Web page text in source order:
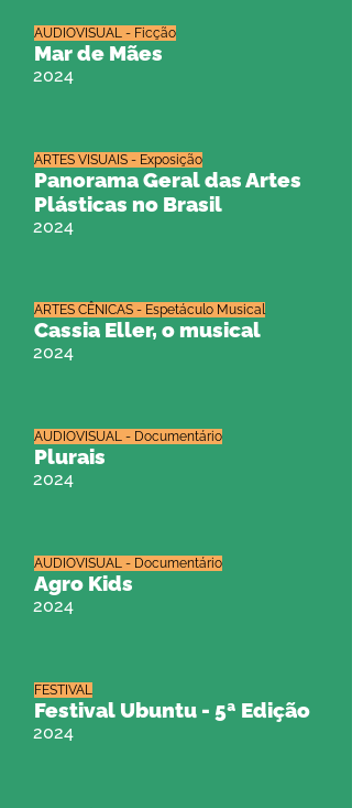
Mar de Mães
2024
AUDIOVISUAL - Ficção
Panorama Geral das Artes
Plásticas no Brasil
2024
ARTES VISUAIS - Exposição
Cassia Eller, o musical
2024
ARTES CÊNICAS - Espetáculo Musical
Plurais
2024
AUDIOVISUAL - Documentário
Agro Kids
2024
AUDIOVISUAL - Documentário
Festival Ubuntu - 5ª Edição
2024
FESTIVAL